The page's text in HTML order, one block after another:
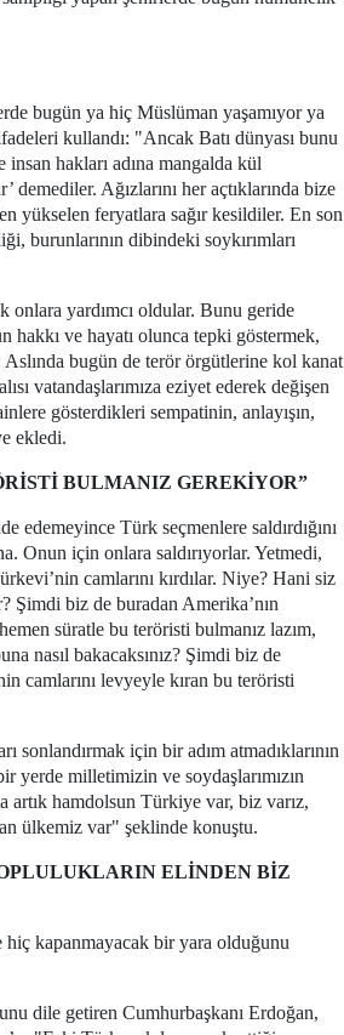
bugün ya hiç Müslüman yaşamıyor ya
kullandı: "Ancak Batı dünyası bunu
hakları adına mangalda kül
demediler. Ağızlarını her açtıklarında bize
yükselen feryatlara sağır kesildiler. En son
burunlarının dibindeki soykırımları
onlara yardımcı oldular. Bunu geride
hakkı ve hayatı olunca tepki göstermek,
bugün de terör örgütlerine kol kanat
vatandaşlarımıza eziyet ederek değişen
gösterdikleri sempatinin, anlayışın,
ekledi.
BULMANIZ GEREKİYOR”
edemeyince Türk seçmenlere saldırdığını
Onun için onlara saldırıyorlar. Yetmedi,
camlarını kırdılar. Niye? Hani siz
Şimdi biz de buradan Amerika’nın
süratle bu teröristi bulmanız lazım,
nasıl bakacaksınız? Şimdi biz de
camlarını levyeyle kıran bu teröristi
sonlandırmak için bir adım atmadıklarının
yerde milletimizin ve soydaşlarımızın
artık hamdolsun Türkiye var, biz varız,
ülkemiz var" şeklinde konuştu.
ELİNDEN BİZ
hiç kapanmayacak bir yara olduğunu
dile getiren Cumhurbaşkanı Erdoğan,